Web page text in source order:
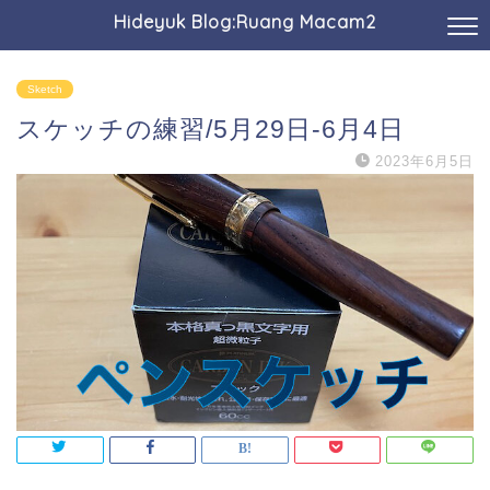
Hideyuk Blog:Ruang Macam2
Sketch
スケッチの練習/5月29日-6月4日
2023年6月5日